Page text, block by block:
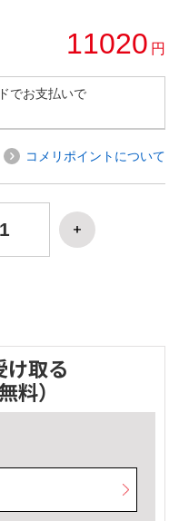
11020 円
でお支払いで
コメリポイントについて
け取る
料）